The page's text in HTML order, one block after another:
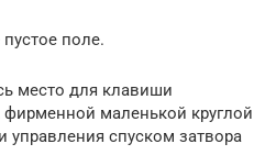
поле.
место для клавиши
маленькой круглой
управления спуском затвора